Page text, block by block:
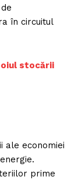
în circuitul
stocării
ale economiei
prime